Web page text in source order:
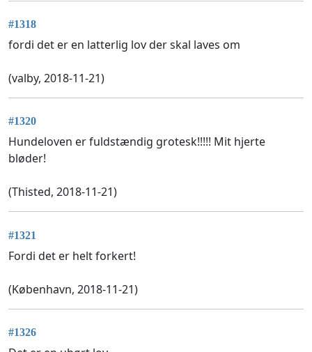
#1318
fordi det er en latterlig lov der skal laves om
(valby, 2018-11-21)
#1320
Hundeloven er fuldstændig grotesk!!!!! Mit hjerte
bløder!
(Thisted, 2018-11-21)
#1321
Fordi det er helt forkert!
(København, 2018-11-21)
#1326